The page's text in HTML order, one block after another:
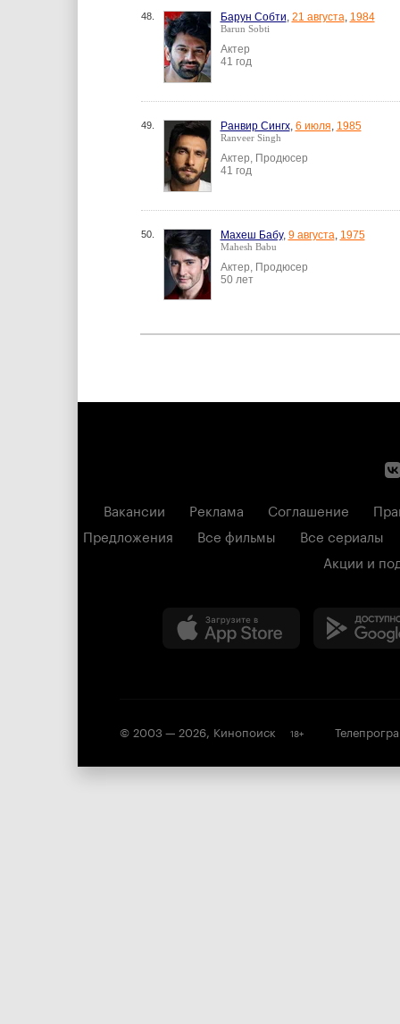
48. Барун Собти, 21 августа, 1984
Barun Sobti
Актер
41 год
49. Ранвир Сингх, 6 июля, 1985
Ranveer Singh
Актер, Продюсер
41 год
50. Махеш Бабу, 9 августа, 1975
Mahesh Babu
Актер, Продюсер
50 лет
Вакансии Реклама Соглашение
Предложения
Все фильмы
Все сериалы
Акции и
© 2003 — 2026, Кинопоиск 18+